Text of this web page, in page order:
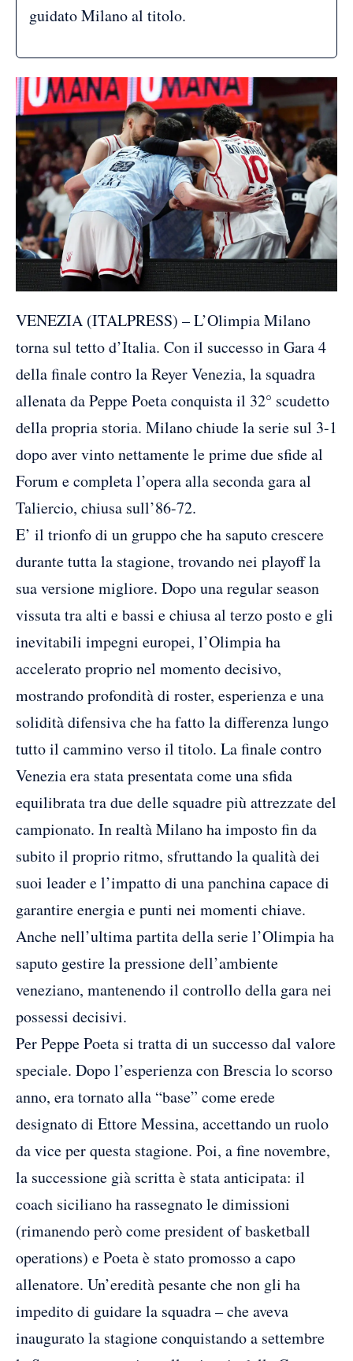
guidato Milano al titolo.
VENEZIA (ITALPRESS) – L’Olimpia Milano
torna sul tetto d’Italia. Con il successo in Gara 4
della finale contro la Reyer Venezia, la squadra
allenata da Peppe Poeta conquista il 32° scudetto
della propria storia. Milano chiude la serie sul 3-1
dopo aver vinto nettamente le prime due sfide al
Forum e completa l’opera alla seconda gara al
Taliercio, chiusa sull’86-72.
E’ il trionfo di un gruppo che ha saputo crescere
durante tutta la stagione, trovando nei playoff la
sua versione migliore. Dopo una regular season
vissuta tra alti e bassi e chiusa al terzo posto e gli
inevitabili impegni europei, l’Olimpia ha
accelerato proprio nel momento decisivo,
mostrando profondità di roster, esperienza e una
solidità difensiva che ha fatto la differenza lungo
tutto il cammino verso il titolo. La finale contro
Venezia era stata presentata come una sfida
equilibrata tra due delle squadre più attrezzate del
campionato. In realtà Milano ha imposto fin da
subito il proprio ritmo, sfruttando la qualità dei
suoi leader e l’impatto di una panchina capace di
garantire energia e punti nei momenti chiave.
Anche nell’ultima partita della serie l’Olimpia ha
saputo gestire la pressione dell’ambiente
veneziano, mantenendo il controllo della gara nei
possessi decisivi.
Per Peppe Poeta si tratta di un successo dal valore
speciale. Dopo l’esperienza con Brescia lo scorso
anno, era tornato alla “base” come erede
designato di Ettore Messina, accettando un ruolo
da vice per questa stagione. Poi, a fine novembre,
la successione già scritta è stata anticipata: il
coach siciliano ha rassegnato le dimissioni
(rimanendo però come president of basketball
operations) e Poeta è stato promosso a capo
allenatore. Un’eredità pesante che non gli ha
impedito di guidare la squadra – che aveva
inaugurato la stagione conquistando a settembre